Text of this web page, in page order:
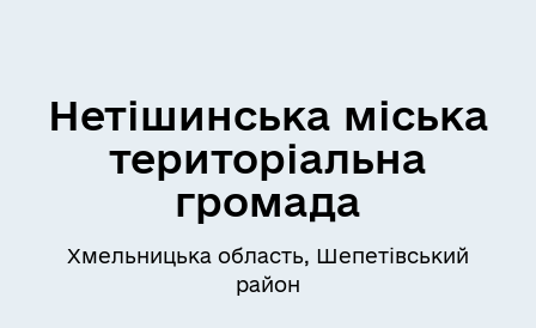
Нетішинська міська
територіальна
громада
Хмельницька область, Шепетівський
район